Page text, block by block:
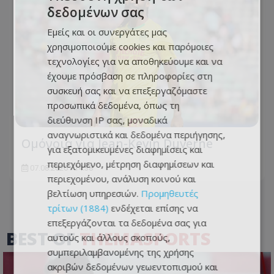
Ομόνοια για Jean-Kevin Duverne
07.08.2026 - 14:38
BEST OFTHEMASPORTS
δεδομένων σας
Εμείς και οι συνεργάτες μας
χρησιμοποιούμε cookies και παρόμοιες
τεχνολογίες για να αποθηκεύουμε και να
έχουμε πρόσβαση σε πληροφορίες στη
συσκευή σας και να επεξεργαζόμαστε
προσωπικά δεδομένα, όπως τη
διεύθυνση IP σας, μοναδικά
αναγνωριστικά και δεδομένα περιήγησης,
για εξατομικευμένες διαφημίσεις και
περιεχόμενο, μέτρηση διαφημίσεων και
περιεχομένου, ανάλυση κοινού και
βελτίωση υπηρεσιών. Προμηθευτές
τρίτων (1884) ενδέχεται επίσης να
επεξεργάζονται τα δεδομένα σας για
αυτούς και άλλους σκοπούς,
συμπεριλαμβανομένης της χρήσης
ακριβών δεδομένων γεωεντοπισμού και